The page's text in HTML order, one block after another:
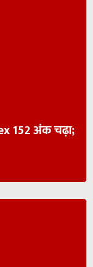
152 अंक चढ़ा;